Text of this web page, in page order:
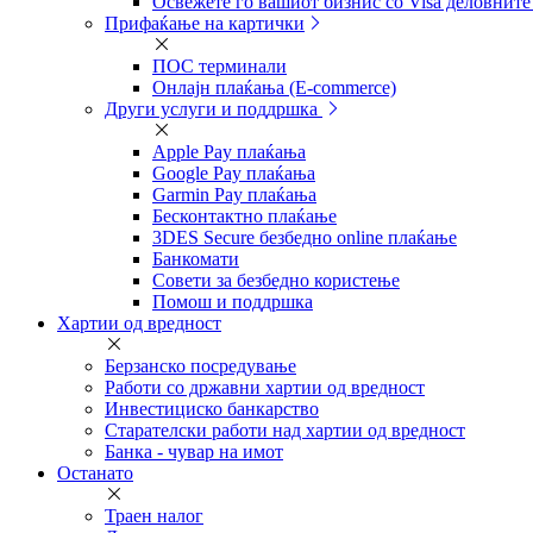
Прифаќање на картички
ПОС терминали
Онлајн плаќања (Е-commerce)
Други услуги и поддршка
Apple Pay плаќања
Google Pay плаќања
Garmin Pay плаќања
Бесконтактно плаќање
3DES Secure безбедно online плаќање
Банкомати
Совети за безбедно користење
Помош и поддршка
Хартии од вредност
Берзанско посредување
Работи со државни хартии од вредност
Инвестициско банкарство
Старателски работи над хартии од вредност
Банка - чувар на имот
Останато
Траен налог